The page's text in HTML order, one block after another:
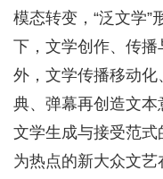
模态转变，“泛文学”
下，文学创作、传
外，文学传播移动
典、弹幕再创造文
文学生成与接受范
为热点的新大众文